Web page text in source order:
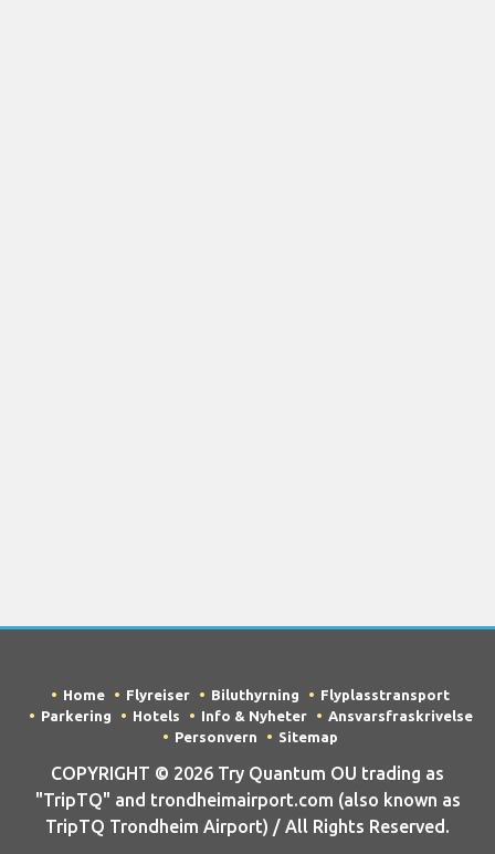
Home Flyreiser Biluthyrning
Flyplasstransport
Parkering
Hotels Info & Nyheter
Ansvarsfraskrivelse
Personvern
Sitemap
COPYRIGHT © 2026 Try Quantum OU trading as
"TripTQ" and trondheimairport.com (also known as
TripTQ Trondheim Airport) / All Rights Reserved.